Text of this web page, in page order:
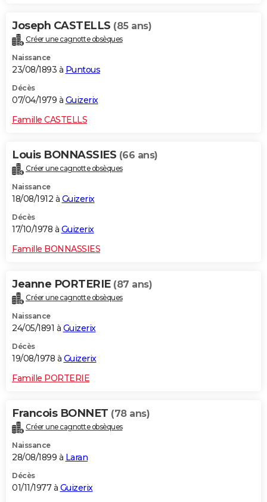
Joseph CASTELLS (85 ans)
Créer une cagnotte obsèques
Naissance
23/08/1893 à Puntous
Décès
07/04/1979 à Guizerix
Famille CASTELLS
Louis BONNASSIES (66 ans)
Créer une cagnotte obsèques
Naissance
18/08/1912 à Guizerix
Décès
17/10/1978 à Guizerix
Famille BONNASSIES
Jeanne PORTERIE (87 ans)
Créer une cagnotte obsèques
Naissance
24/05/1891 à Guizerix
Décès
19/08/1978 à Guizerix
Famille PORTERIE
Francois BONNET (78 ans)
Créer une cagnotte obsèques
Naissance
28/08/1899 à Laran
Décès
01/11/1977 à Guizerix